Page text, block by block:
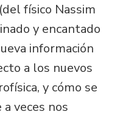
físico Nassim
y encantado
información
a los nuevos
y cómo se
veces nos